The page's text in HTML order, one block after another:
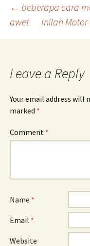
Post
← beberapa cara
awet
Inilah Motor
Leave a Reply
Your email address will
marked *
Comment *
Name *
Email *
Website